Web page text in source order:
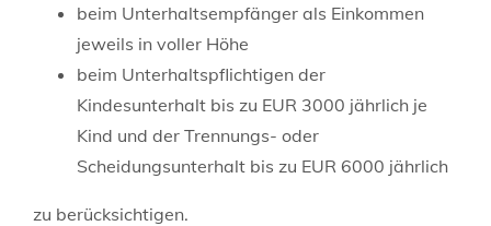
beim Unterhaltsempfänger als Einkommen
jeweils in voller Höhe
beim Unterhaltspflichtigen der
Kindesunterhalt bis zu EUR 3000 jährlich je
Kind und der Trennungs- oder
Scheidungsunterhalt bis zu EUR 6000 jährlich
zu berücksichtigen.